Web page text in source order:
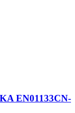
EN01133CN-